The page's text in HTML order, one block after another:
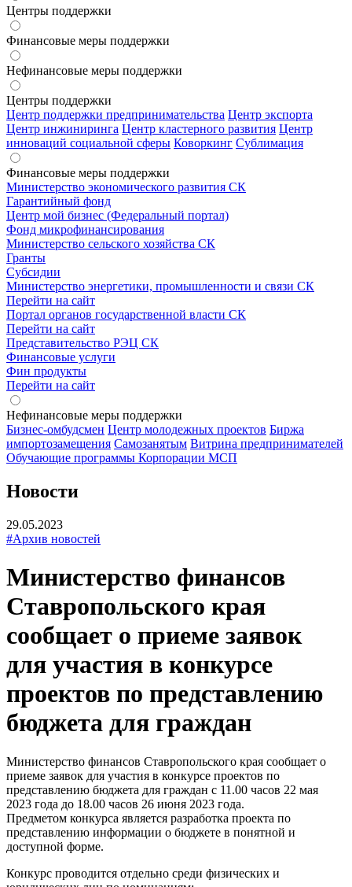
Центры поддержки
Финансовые меры поддержки
Нефинансовые меры поддержки
Центры поддержки
Центр поддержки предпринимательства Центр экспорта
Центр инжиниринга Центр кластерного развития Центр
инноваций социальной сферы Коворкинг Сублимация
Финансовые меры поддержки
Министерство экономического развития СК
Гарантийный фонд
Центр мой бизнес (Федеральный портал)
Фонд микрофинансирования
Министерство сельского хозяйства СК
Гранты
Субсидии
Министерство энергетики, промышленности и связи СК
Перейти на сайт
Портал органов государственной власти СК
Перейти на сайт
Представительство РЭЦ СК
Финансовые услуги
Фин продукты
Перейти на сайт
Нефинансовые меры поддержки
Бизнес-омбудсмен Центр молодежных проектов Биржа
импортозамещения Cамозанятым Витрина предпринимателей
Обучающие программы Корпорации МСП
Новости
29.05.2023
#Архив новостей
Министерство финансов
Ставропольского края
сообщает о приеме заявок
для участия в конкурсе
проектов по представлению
бюджета для граждан
Министерство финансов Ставропольского края сообщает о
приеме заявок для участия в конкурсе проектов по
представлению бюджета для граждан с 11.00 часов 22 мая
2023 года до 18.00 часов 26 июня 2023 года.
Предметом конкурса является разработка проекта по
представлению информации о бюджете в понятной и
доступной форме.
Конкурс проводится отдельно среди физических и